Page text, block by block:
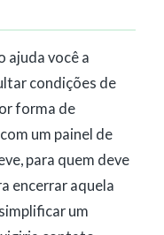
ajuda você a
condições de
forma de
um painel de
para quem deve
encerrar aquela
um